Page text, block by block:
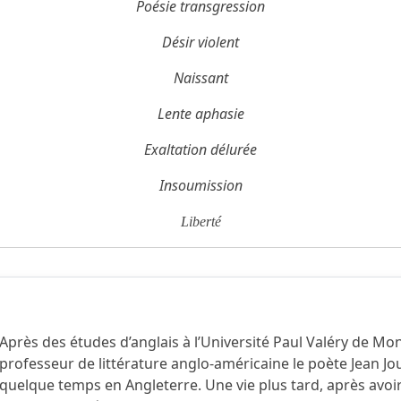
Poésie transgression
Désir violent
Naissant
Lente aphasie
Exaltation délurée
Insoumission
Liberté
Après des études d’anglais à l’Université Paul Valéry de
professeur de littérature anglo-américaine le poète Jean
quelque temps en Angleterre. Une vie plus tard, après